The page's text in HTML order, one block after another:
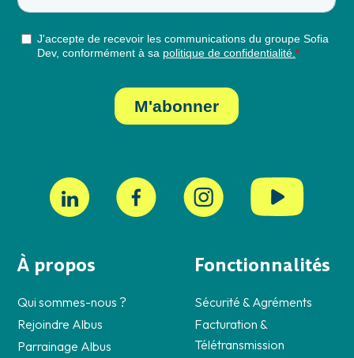
À propos
Qui sommes-nous ?
Rejoindre Albus
Parrainage Albus
Fonctionnalités
Sécurité & Agréments
Facturation &
Télétransmission